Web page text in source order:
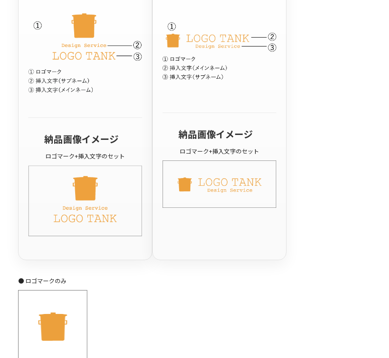
納品画像イメージ
ロゴマーク+挿入文字のセット
納品画像イメージ
ロゴマーク+挿入文字のセット
● ロゴマークのみ